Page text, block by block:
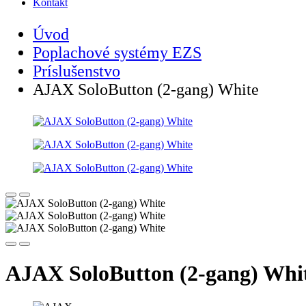
Úvod
Poplachové systémy EZS
Príslušenstvo
AJAX SoloButton (2-gang) White
AJAX SoloButton (2-gang)